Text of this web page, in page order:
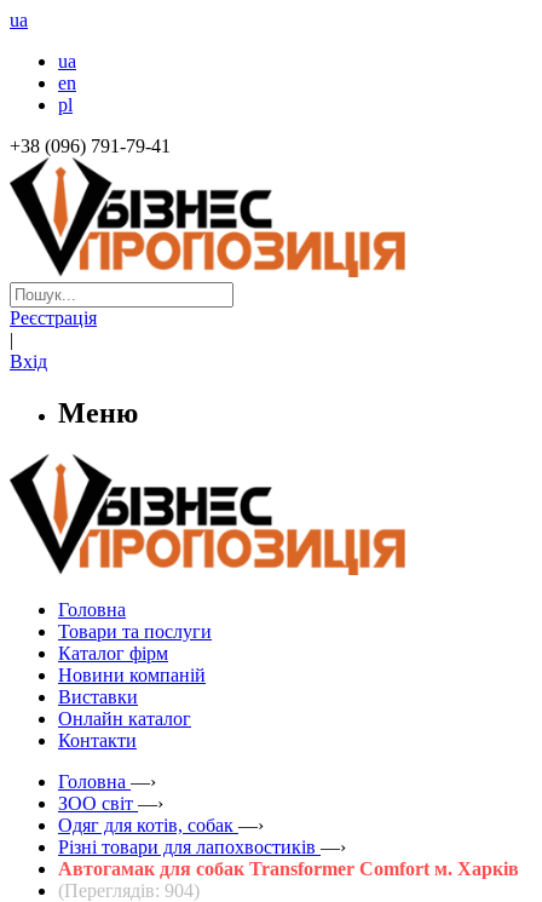
ua
ua
en
pl
+38 (096) 791-79-41
Реєстрація
|
Вхід
Меню
Головна
Товари та послуги
Каталог фірм
Новини компаній
Виставки
Онлайн каталог
Контакти
Головна —›
ЗOO світ —›
Одяг для котів, собак —›
Різні товари для лапохвостиків —›
Автогамак для собак Transformer Comfort м. Харків
(Переглядів: 904)